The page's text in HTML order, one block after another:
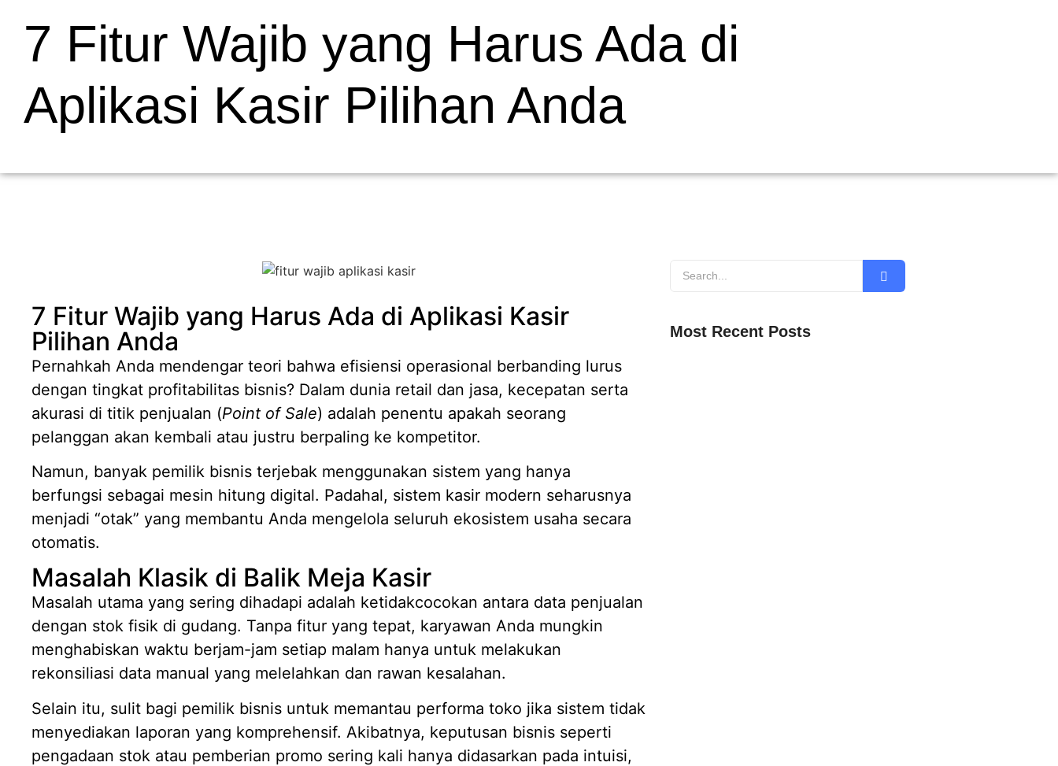
7 Fitur Wajib yang Harus Ada di
Aplikasi Kasir Pilihan Anda
7 Fitur Wajib yang Harus Ada di Aplikasi Kasir
Pilihan Anda
Pernahkah Anda mendengar teori bahwa efisiensi operasional berbanding lurus
dengan tingkat profitabilitas bisnis? Dalam dunia retail dan jasa, kecepatan serta
akurasi di titik penjualan (Point of Sale) adalah penentu apakah seorang
pelanggan akan kembali atau justru berpaling ke kompetitor.
Namun, banyak pemilik bisnis terjebak menggunakan sistem yang hanya
berfungsi sebagai mesin hitung digital. Padahal, sistem kasir modern seharusnya
menjadi “otak” yang membantu Anda mengelola seluruh ekosistem usaha secara
otomatis.
Masalah Klasik di Balik Meja Kasir
Masalah utama yang sering dihadapi adalah ketidakcocokan antara data penjualan
dengan stok fisik di gudang. Tanpa fitur yang tepat, karyawan Anda mungkin
menghabiskan waktu berjam-jam setiap malam hanya untuk melakukan
rekonsiliasi data manual yang melelahkan dan rawan kesalahan.
Selain itu, sulit bagi pemilik bisnis untuk memantau performa toko jika sistem tidak
menyediakan laporan yang komprehensif. Akibatnya, keputusan bisnis seperti
pengadaan stok atau pemberian promo sering kali hanya didasarkan pada intuisi,
Most Recent Posts